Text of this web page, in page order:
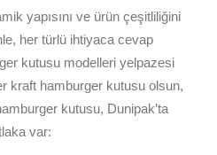
yapısını ve ürün çeşitliliğini
her türlü ihtiyaca cevap
kutusu modelleri yelpazesi
kraft hamburger kutusu olsun,
kutusu, Dunipak’ta
var: